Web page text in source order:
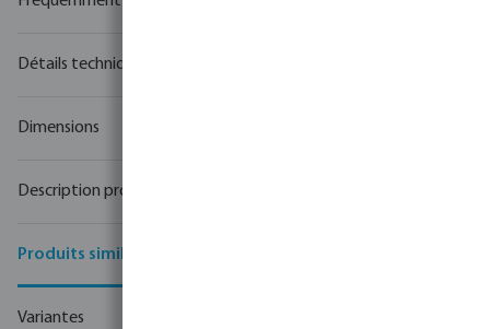
Détails techniques
Dimensions
Description produit
Produits similaires
Variantes